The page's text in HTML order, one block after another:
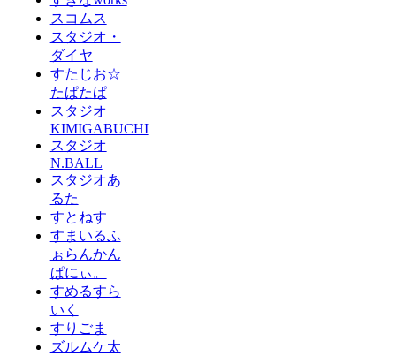
スコムス
スタジオ・
ダイヤ
すたじお☆
たぱたぱ
スタジオ
KIMIGABUCHI
スタジオ
N.BALL
スタジオあ
るた
すとねす
すまいるふ
ぉらんかん
ぱにぃ。
すめるすら
いく
すりごま
ズルムケ太